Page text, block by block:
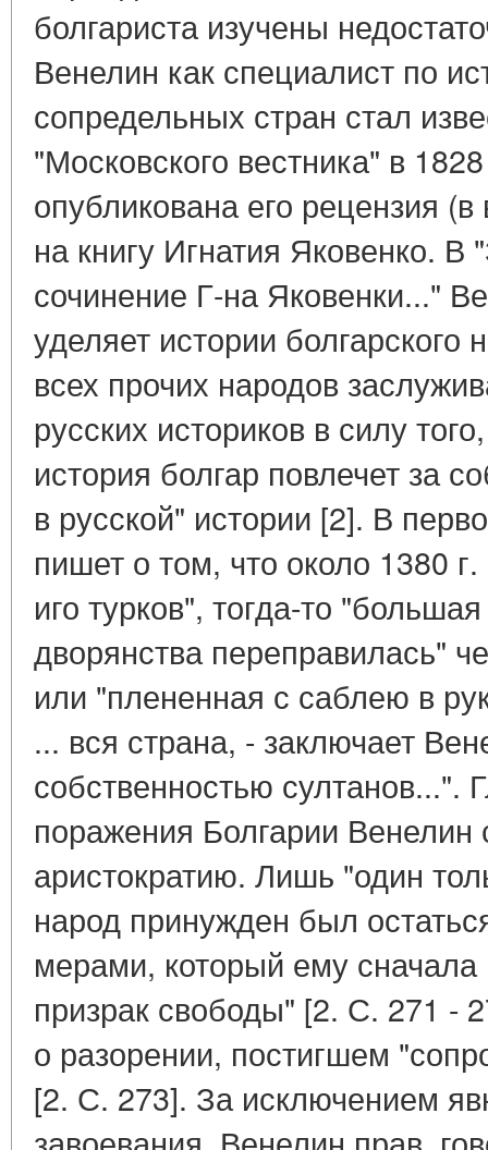
болгариста изучены
Венелин как специалист по
сопредельных стран стал
"Московского вестника" в
опубликована его рецензия
на книгу Игнатия Яковенко. В
сочинение Г-на Яковенки..."
уделяет истории
всех прочих народов
русских историков в силу
история болгар повлечет за
в русской" истории [2]. В
пишет о том, что около 1380
иго турков", тогда-то
дворянства переправилась"
или "плененная с саблею в
... вся страна, - заключает
собственностью султанов...".
поражения Болгарии
аристократию. Лишь "один
народ принужден был
мерами, который ему
призрак свободы" [2. С. 271 -
о разорении, постигшем
[2. С. 273]. За исключением